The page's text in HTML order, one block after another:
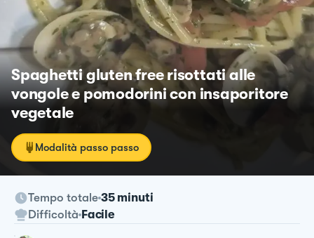
Spaghetti gluten free risottati alle
vongole e pomodorini con insaporitore
vegetale
Modalità passo passo
Tempo totale 35 minuti
Difficoltà Facile